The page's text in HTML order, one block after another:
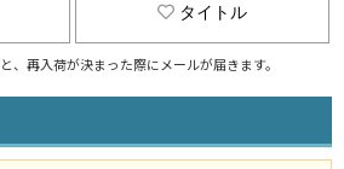
タイトル
再入荷が決まった際にメールが届きます。